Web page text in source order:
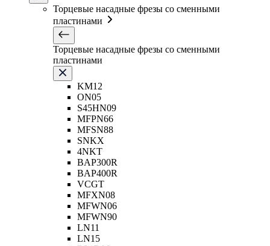
Торцевые насадные фрезы со сменными
пластинами
Торцевые насадные фрезы со сменными
пластинами
KM12
ON05
S45HN09
MFPN66
MFSN88
SNKX
4NKT
BAP300R
BAP400R
VCGT
MFXN08
MFWN06
MFWN90
LN11
LN15